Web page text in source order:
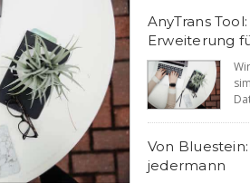
AnyTrans
Erweiterung
Von
jedermann